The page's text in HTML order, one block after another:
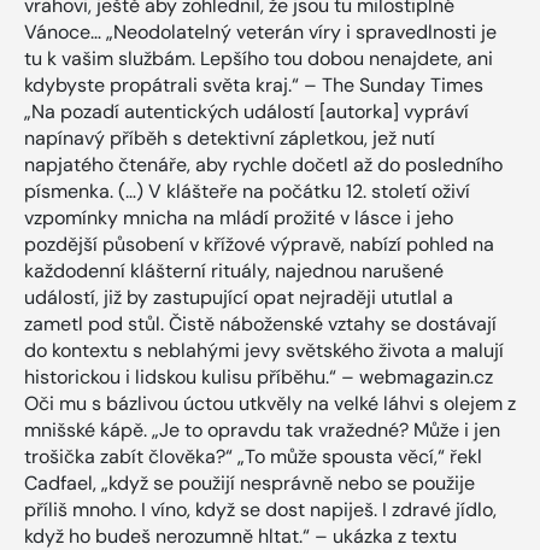
vrahovi, ještě aby zohlednil, že jsou tu milostiplné
Vánoce… „Neodolatelný veterán víry i spravedlnosti je
tu k vašim službám. Lepšího tou dobou nenajdete, ani
kdybyste propátrali světa kraj.“ – The Sunday Times
„Na pozadí autentických událostí [autorka] vypráví
napínavý příběh s detektivní zápletkou, jež nutí
napjatého čtenáře, aby rychle dočetl až do posledního
písmenka. (…) V klášteře na počátku 12. století oživí
vzpomínky mnicha na mládí prožité v lásce i jeho
pozdější působení v křížové výpravě, nabízí pohled na
každodenní klášterní rituály, najednou narušené
událostí, již by zastupující opat nejraději ututlal a
zametl pod stůl. Čistě náboženské vztahy se dostávají
do kontextu s neblahými jevy světského života a malují
historickou i lidskou kulisu příběhu.“ – webmagazin.cz
Oči mu s bázlivou úctou utkvěly na velké láhvi s olejem z
mnišské kápě. „Je to opravdu tak vražedné? Může i jen
trošička zabít člověka?“ „To může spousta věcí,“ řekl
Cadfael, „když se použijí nesprávně nebo se použije
příliš mnoho. I víno, když se dost napiješ. I zdravé jídlo,
když ho budeš nerozumně hltat.“ – ukázka z textu